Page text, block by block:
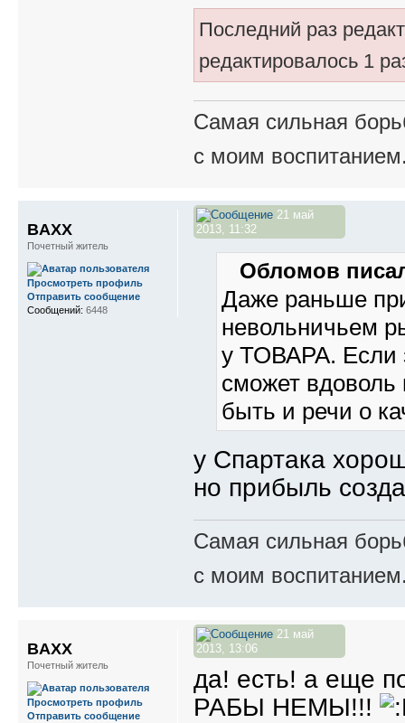
Последний раз
редактировалось 1
Самая сильная
с моим
21 май
2013, 11:32
Обломов
Даже раньше
невольничьем
у ТОВАРА. Если
сможет
быть и речи о
у Спартака
но прибыль
Самая сильная
с моим
BAXX
Почетный житель
Просмотреть профиль
Отправить сообщение
Сообщений: 6448
21 май
2013, 13:06
да! есть! а еще
РАБЫ НЕМЫ!!!
BAXX
Почетный житель
Просмотреть профиль
Отправить сообщение